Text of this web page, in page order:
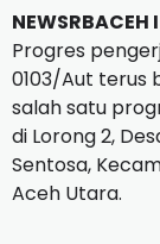
NEWSRBACEH
Progres
0103/Aut terus
salah satu
di Lorong 2,
Sentosa,
Aceh Utara.